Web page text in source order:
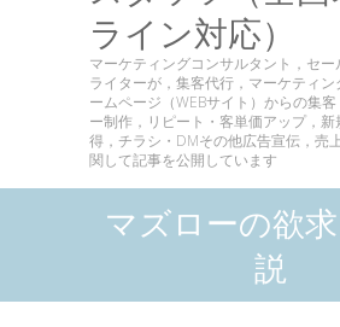
ライン対応）
マーケティングコンサルタント，セー
ライターが，集客代行，マーケティン
ームページ（WEBサイト）からの集客
ー制作，リピート・客単価アップ，新
得，チラシ・DMその他広告宣伝，売
関して記事を公開しています
マズローの欲
説